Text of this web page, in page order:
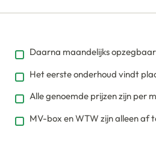
Daarna maandelijks
Het eerste onderhoud vindt
Alle genoemde prijzen zijn per
MV-box en WTW zijn alleen af